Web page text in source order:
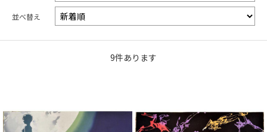
並べ替え
9件あります